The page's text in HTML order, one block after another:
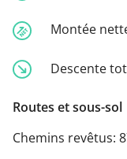
Montée
Descente
Routes et sous-sol
Chemins revêtus: